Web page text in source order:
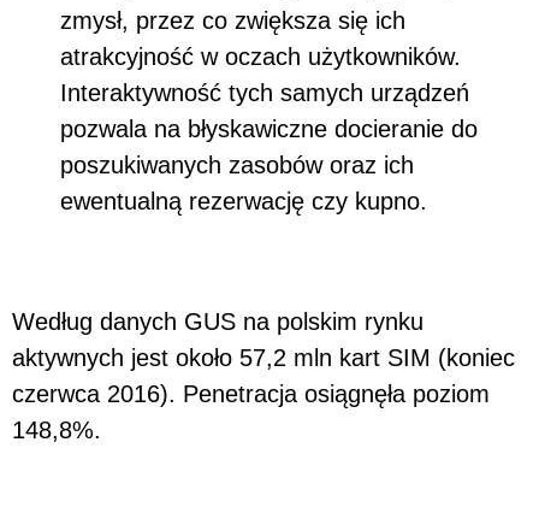
zmysł, przez co zwiększa się ich
atrakcyjność w oczach użytkowników.
Interaktywność tych samych urządzeń
pozwala na błyskawiczne docieranie do
poszukiwanych zasobów oraz ich
ewentualną rezerwację czy kupno.
Według danych GUS na polskim rynku
aktywnych jest około 57,2 mln kart SIM (koniec
czerwca 2016). Penetracja osiągnęła poziom
148,8%.